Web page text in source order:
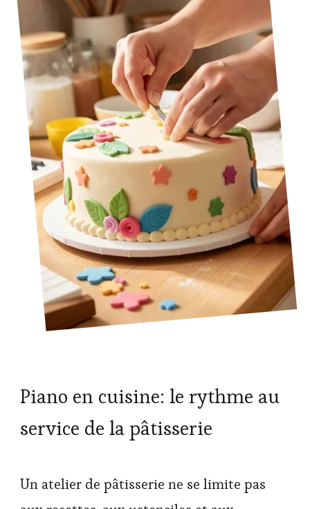
Piano en cuisine: le rythme au
service de la pâtisserie
Un atelier de pâtisserie ne se limite pas